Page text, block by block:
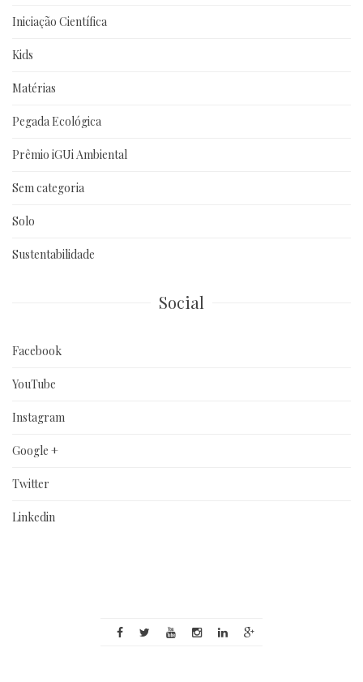
Iniciação Científica
Kids
Matérias
Pegada Ecológica
Prêmio iGUi Ambiental
Sem categoria
Solo
Sustentabilidade
Social
Facebook
YouTube
Instagram
Google +
Twitter
Linkedin